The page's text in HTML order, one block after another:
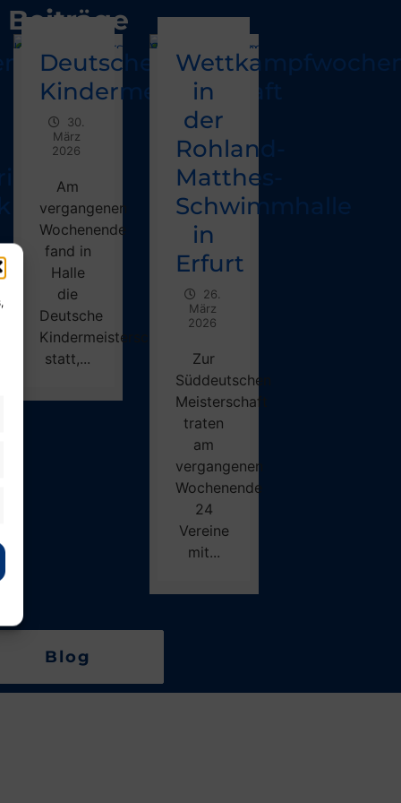
Beiträge
Deutsche
Kindermeisterschaft
30.
März
2026
Am
vergangenen
Wochenende
fand in
Halle
die
Deutsche
Kindermeisterschaft
statt,...
in
der
Rohland-
Matthes-
Schwimmhalle
in
Erfurt
26.
März
2026
Zur
Süddeutschen
Meisterschaft
traten
am
vergangenen
Wochenende
24
Vereine
mit...
Blog